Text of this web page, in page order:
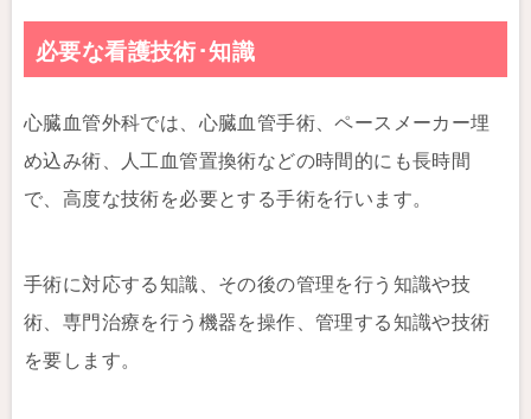
必要な看護技術･知識
心臓血管外科では、心臓血管手術、ペースメーカー埋
め込み術、人工血管置換術などの時間的にも長時間
で、高度な技術を必要とする手術を行います。
手術に対応する知識、その後の管理を行う知識や技
術、専門治療を行う機器を操作、管理する知識や技術
を要します。